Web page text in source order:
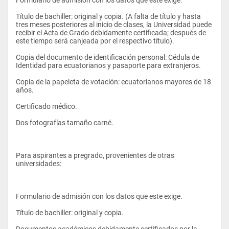
Todas las actividades productivas y comerciales están
periodismo como orientador de la opinión pública nacional e
internacional. Esto implica que el tratamiento y los estudios en
atendida por la universidad, mediante el desarrollo de esta
carrera, para dar una respuesta académica a este amplio
está rompiendo la práctica tradicional del “oficio periodístico” e
integrando a profesionales con formación académica. Sin
académica.
Relaciones Públicas y Comunicación Organizacional
Dibujo Artístico
Teorías de la Comunicación
Historia del Periodismo
Cultura Física II
English II
TERCER SEMESTRE
MATERIA
Sociología de la Comunicación
Dibujo Técnico
Semiótica General
Título de bachiller: original y copia. (A falta de título y hasta
tres meses posteriores al inicio de clases, la Universidad puede
recibir el Acta de Grado debidamente certificada; después de
este tiempo será canjeada por el respectivo título).
Copia del documento de identificación personal: Cédula de
Identidad para ecuatorianos y pasaporte para extranjeros.
Copia de la papeleta de votación: ecuatorianos mayores de 18
años.
Certificado médico.
Dos fotografías tamaño carné.
Para aspirantes a pregrado, provenientes de otras
universidades:
Formulario de admisión con los datos que este exige.
Título de bachiller: original y copia.